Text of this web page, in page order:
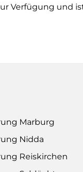
Verfügung und
Marburg
Nidda
Reiskirchen